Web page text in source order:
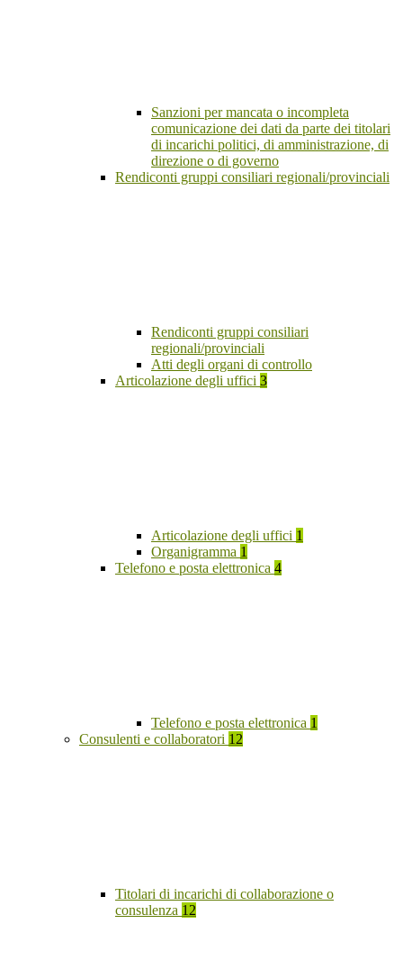
Sanzioni per mancata o incompleta
comunicazione dei dati da parte dei titolari
di incarichi politici, di amministrazione, di
direzione o di governo
Rendiconti gruppi consiliari regionali/provinciali
Rendiconti gruppi consiliari
regionali/provinciali
Atti degli organi di controllo
Articolazione degli uffici 3
Articolazione degli uffici 1
Organigramma 1
Telefono e posta elettronica 4
Telefono e posta elettronica 1
Consulenti e collaboratori 12
Titolari di incarichi di collaborazione o
consulenza 12